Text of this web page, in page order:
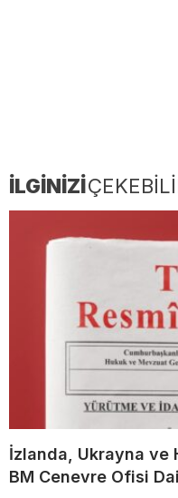
İLGİNİZİ
İzlanda, Ukrayna ve
BM Cenevre Ofisi